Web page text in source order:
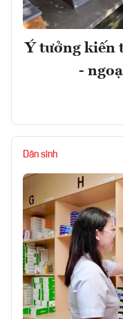
Ý tưởng kiến
-
Dân sinh